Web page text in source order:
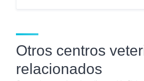
Otros centros
relacionados